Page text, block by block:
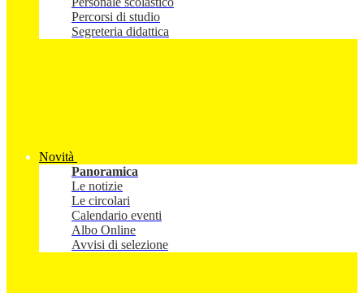
Percorsi di studio
Segreteria didattica
Novità
Panoramica
Le notizie
Le circolari
Calendario eventi
Albo Online
Avvisi di selezione